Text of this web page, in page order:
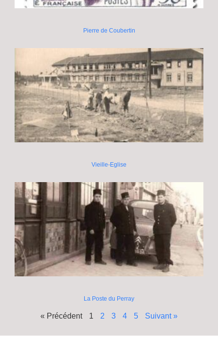
Pierre de Coubertin
Vieille-Eglise
La Poste du Perray
« Précédent 1 2 3 4 5 Suivant »